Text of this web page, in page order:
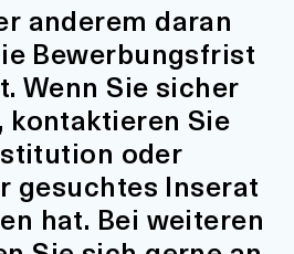
anderem daran
Bewerbungsfrist
Wenn Sie sicher
kontaktieren Sie
oder
gesuchtes Inserat
hat. Bei weiteren